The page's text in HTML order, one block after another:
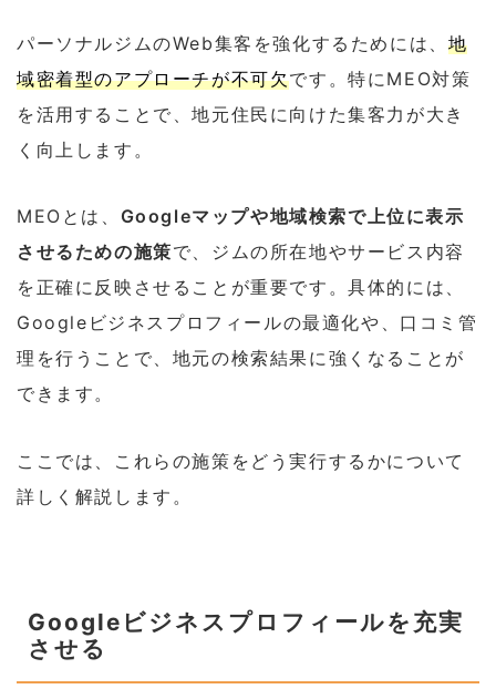
パーソナルジムのWeb集客を強化するためには、 地
域密着型のアプローチが不可欠です。特にMEO対策
を活用することで、地元住民に向けた集客力が大き
く向上します。
MEOとは、 Googleマップや地域検索で上位に表示
させるための施策で、ジムの所在地やサービス内容
を正確に反映させることが重要です。具体的には、
Googleビジネスプロフィールの最適化や、口コミ管
理を行うことで、地元の検索結果に強くなることが
できます。
ここでは、これらの施策をどう実行するかについて
詳しく解説します。
Googleビジネスプロフィールを充実
させる